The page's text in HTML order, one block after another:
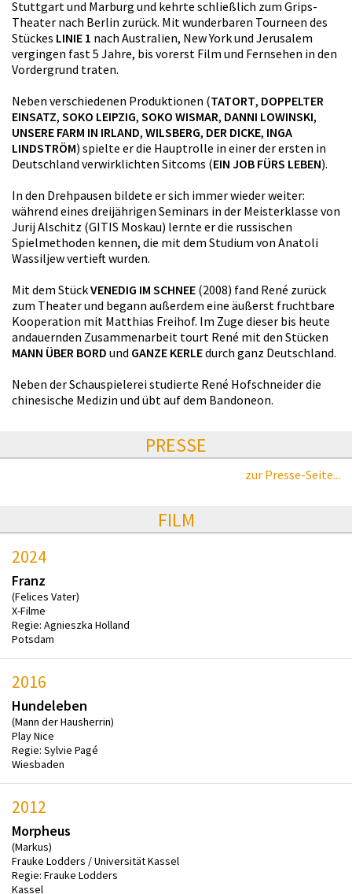
Stuttgart und Marburg und kehrte schließlich zum Grips-
Theater nach Berlin zurück. Mit wunderbaren Tourneen des
Stückes LINIE 1 nach Australien, New York und Jerusalem
vergingen fast 5 Jahre, bis vorerst Film und Fernsehen in den
Vordergrund traten.
Neben verschiedenen Produktionen (TATORT, DOPPELTER
EINSATZ, SOKO LEIPZIG, SOKO WISMAR, DANNI LOWINSKI,
UNSERE FARM IN IRLAND, WILSBERG, DER DICKE, INGA
LINDSTRÖM) spielte er die Hauptrolle in einer der ersten in
Deutschland verwirklichten Sitcoms (EIN JOB FÜRS LEBEN).
In den Drehpausen bildete er sich immer wieder weiter:
während eines dreijährigen Seminars in der Meisterklasse von
Jurij Alschitz (GITIS Moskau) lernte er die russischen
Spielmethoden kennen, die mit dem Studium von Anatoli
Wassiljew vertieft wurden.
Mit dem StückVENEDIG IM SCHNEE (2008) fand René zurück
zum Theater und begann außerdem eine äußerst fruchtbare
Kooperation mit Matthias Freihof. Im Zuge dieser bis heute
andauernden Zusammenarbeit tourt René mit den Stücken
MANN ÜBER BORD und GANZE KERLEdurch ganz Deutschland.
Neben der Schauspielerei studierte René Hofschneider die
chinesische Medizin und übt auf dem Bandoneon.
PRESSE
zur Presse-Seite...
FILM
2024
Franz
(Felices Vater)
X-Filme
Regie: Agnieszka Holland
Potsdam
2016
Hundeleben
(Mann der Hausherrin)
Play Nice
Regie: Sylvie Pagé
Wiesbaden
2012
Morpheus
(Markus)
Frauke Lodders / Universität Kassel
Regie: Frauke Lodders
Kassel